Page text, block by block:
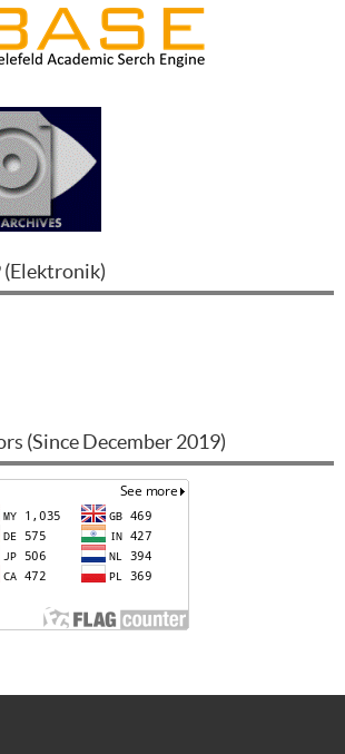
(Elektronik)
(Since December 2019)